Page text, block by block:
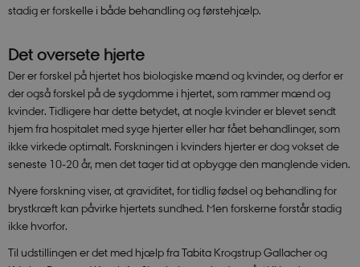
stadig er forskelle i både behandling og førstehjælp.
Det oversete hjerte
Der er forskel på hjertet hos biologiske mænd og kvinder, og derfor er
der også forskel på de sygdomme i hjertet, som rammer mænd og
kvinder. Tidligere har dette betydet, at nogle kvinder er blevet sendt
hjem fra hospitalet med syge hjerter eller har fået behandlinger, som
ikke virkede optimalt. Forskningen i kvinders hjerter er dog vokset de
seneste 10-20 år, men det tager tid at opbygge den manglende viden.
Nyere forskning viser, at graviditet, for tidlig fødsel og behandling for
brystkræft kan påvirke hjertets sundhed. Men forskerne forstår stadig
ikke hvorfor.
Til udstillingen er det med hjælp fra Tabita Krogstrup Gallacher og